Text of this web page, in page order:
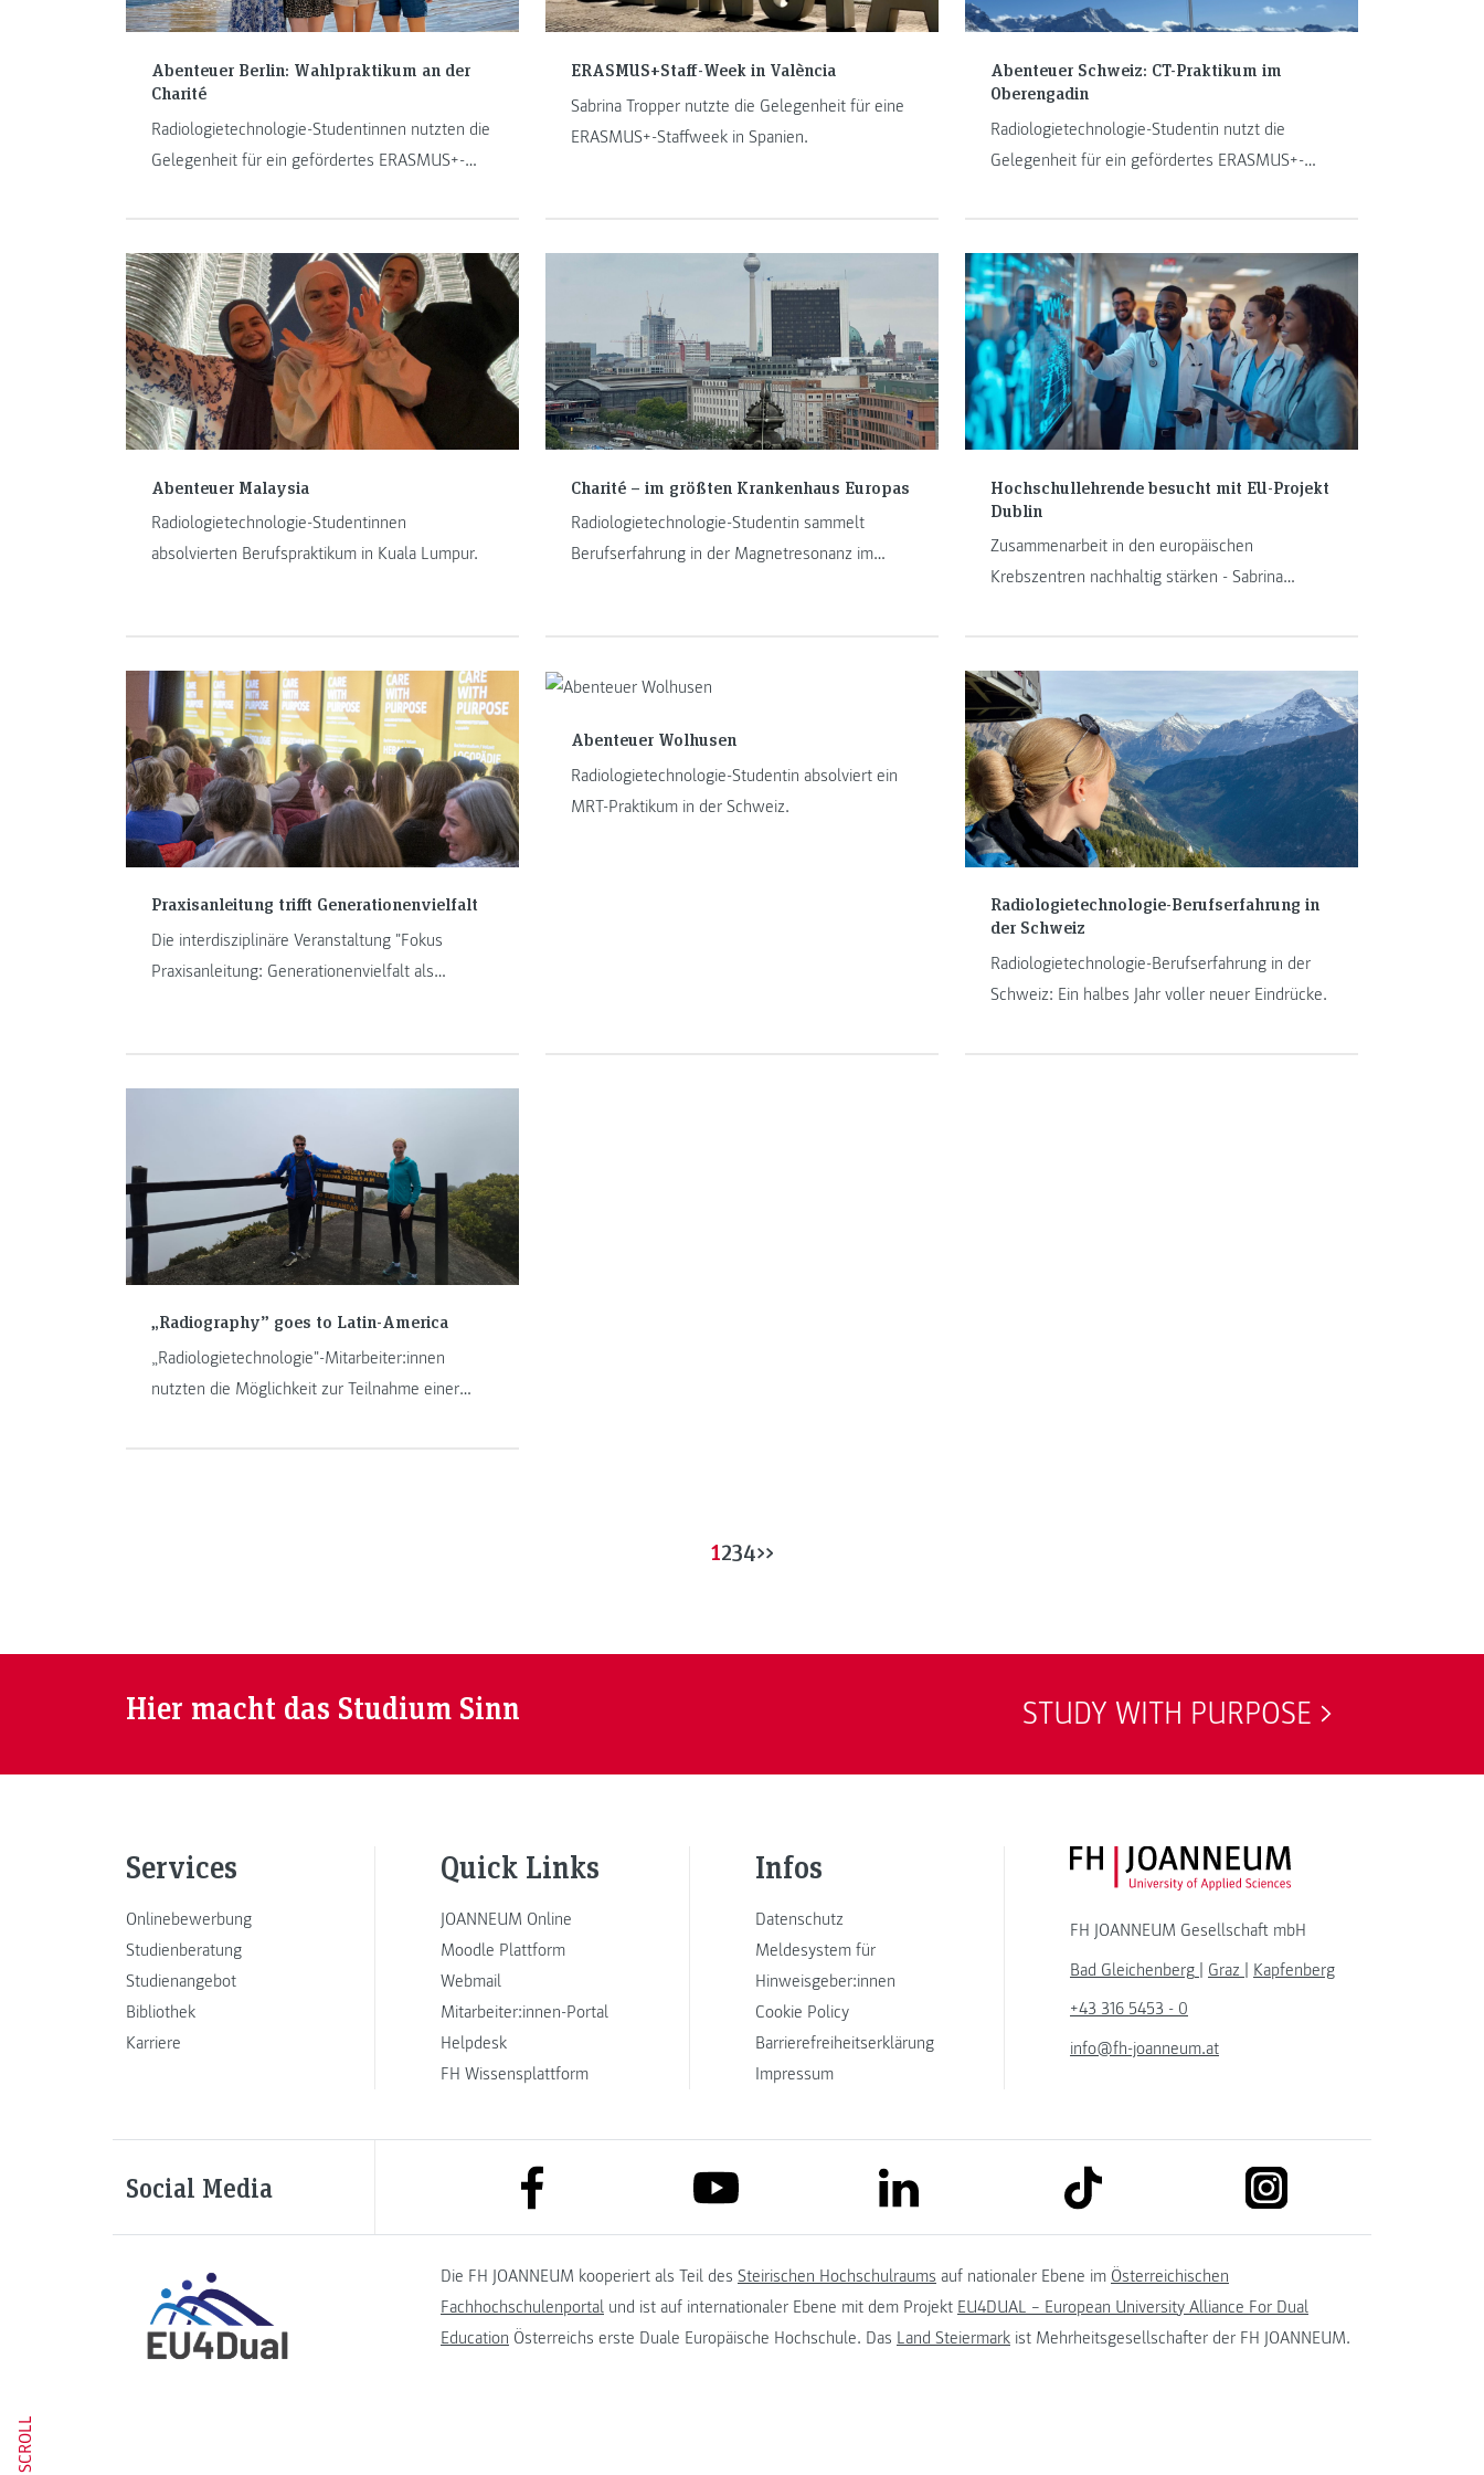
Abenteuer Berlin: Wahlpraktikum an der
Charité
Radiologietechnologie-Studentinnen nutzten die
Gelegenheit für ein gefördertes ERASMUS+-
Magnetresonanztomographie.
ERASMUS+Staff-Week in València
Sabrina Tropper nutzte die Gelegenheit für eine
ERASMUS+-Staffweek in Spanien.
Abenteuer Schweiz: CT-Praktikum im
Oberengadin
Radiologietechnologie-Studentin nutzt die
Gelegenheit für ein gefördertes ERASMUS+-
Abenteuer Malaysia
Radiologietechnologie-Studentinnen
absolvierten Berufspraktikum in Kuala Lumpur.
Charité – im größten Krankenhaus Europas
Radiologietechnologie-Studentin sammelt
Berufserfahrung in der Magnetresonanz im
Hochschullehrende besucht mit EU-Projekt
Dublin
Zusammenarbeit in den europäischen
Krebszentren nachhaltig stärken - Sabrina
Praxisanleitung trifft Generationenvielfalt
Die interdisziplinäre Veranstaltung "Fokus
Praxisanleitung: Generationenvielfalt als
Abenteuer Wolhusen
Radiologietechnologie-Studentin absolviert ein
MRT-Praktikum in der Schweiz.
Radiologietechnologie-Berufserfahrung in
der Schweiz
Radiologietechnologie-Berufserfahrung in der
Schweiz: Ein halbes Jahr voller neuer Eindrücke.
„Radiography” goes to Latin-America
„Radiologietechnologie"-Mitarbeiter:innen
nutzten die Möglichkeit zur Teilnahme einer
1234>>
SCROLL
Hier macht das Studium Sinn STUDY WITH PURPOSE
Services
Onlinebewerbung
Studienberatung
Studienangebot
Bibliothek
Karriere
Quick Links
JOANNEUM Online
Moodle Plattform
Webmail
Mitarbeiter:innen-Portal
Helpdesk
FH Wissensplattform
Infos
Datenschutz
Meldesystem für
Hinweisgeber:innen
Cookie Policy
Barrierefreiheitserklärung
Impressum
FH JOANNEUM Logo
FH JOANNEUM Gesellschaft mbH
Bad Gleichenberg | Graz | Kapfenberg
+43 316 5453 - 0
info@fh-joanneum.at
Social Media link to facebook link to youtube link to linkedin link to tiktok link to instagram
Die FH JOANNEUM kooperiert als Teil des Steirischen Hochschulraums auf nationaler Ebene im Österreichischen
Fachhochschulenportal und ist auf internationaler Ebene mit dem Projekt EU4DUAL – European University Alliance For Dual
Education Österreichs erste Duale Europäische Hochschule. Das Land Steiermark ist Mehrheitsgesellschafter der FH JOANNEUM.